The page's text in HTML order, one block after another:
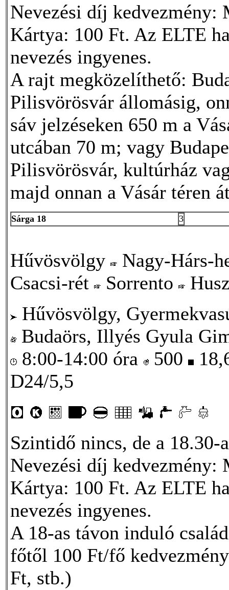
Nevezési díj kedvezmény:
Kártya: 100 Ft. Az ELTE
nevezés ingyenes.
A rajt megközelíthető:
Pilisvörösvár állomásig,
sáv jelzéseken 650 m a
utcában 70 m; vagy
Pilisvörösvár, kultúrház
majd onnan a Vásár téren
Sárga 18 3
Hűvösvölgy
Nagy-Hárs-
Csacsi-rét
Sorrento
Hűvösvölgy,
Budaörs, Illyés Gyula
8:00-14:00 óra
500
D24/5,5
Szintidő nincs, de a
Nevezési díj kedvezmény:
Kártya: 100 Ft. Az ELTE
nevezés ingyenes.
A 18-as távon induló
főtől 100 Ft/fő
Ft, stb.)